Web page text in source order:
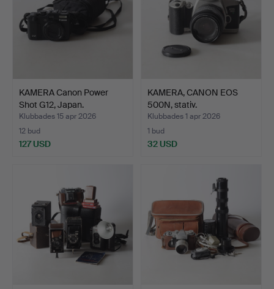
KAMERA Canon Power
Shot G12, Japan.
Klubbades 15 apr 2026
12 bud
127 USD
KAMERA, CANON EOS
500N, stativ.
Klubbades 1 apr 2026
1 bud
32 USD